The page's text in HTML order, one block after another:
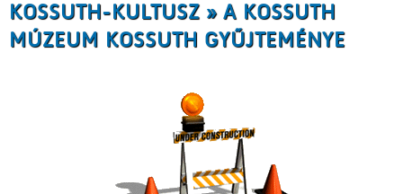
KOSSUTH-KULTUSZ » A KOSSUTH
MÚZEUM KOSSUTH GYŰJTEMÉNYE